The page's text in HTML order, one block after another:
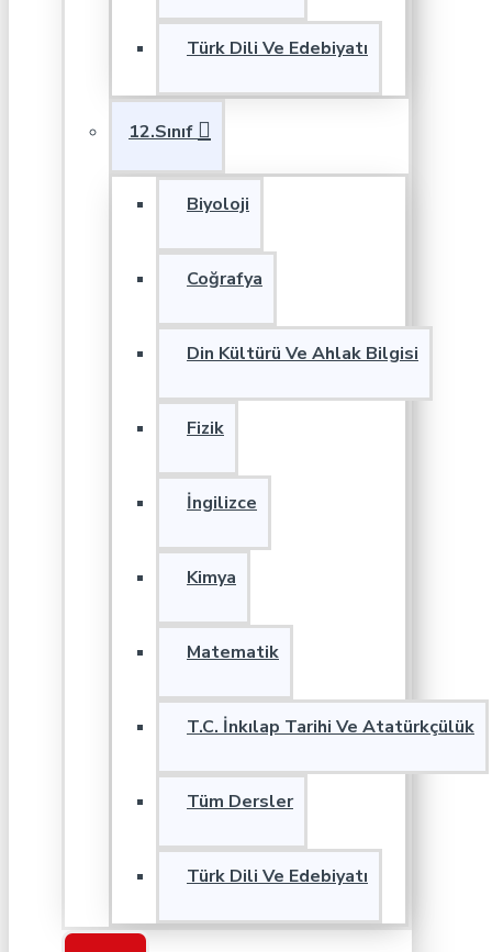
Türk Dili Ve Edebiyatı
12.Sınıf
Biyoloji
Coğrafya
Din Kültürü Ve Ahlak Bilgisi
Fizik
İngilizce
Kimya
Matematik
T.C. İnkılap Tarihi Ve Atatürkçülük
Tüm Dersler
Türk Dili Ve Edebiyatı